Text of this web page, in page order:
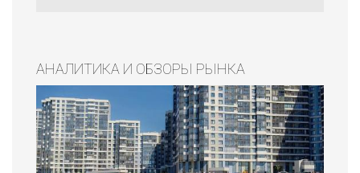
АНАЛИТИКА И ОБЗОРЫ РЫНКА